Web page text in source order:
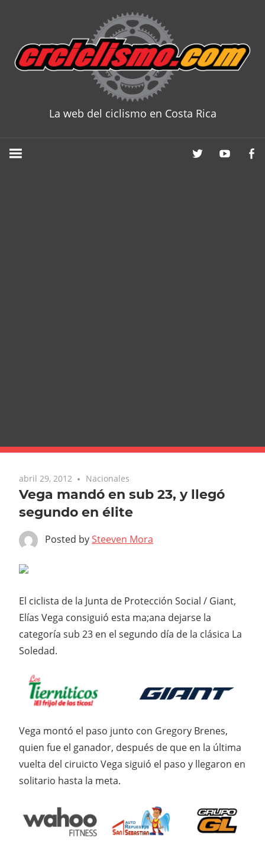
content
La web del ciclismo en Costa Rica
abril 29, 2012 Nacionales
Vega mandó en sub 23, y llegó
segundo en élite
Posted bySteeven Mora
El ciclista de la Junta de Protección Social / Giant,
Elías Vega consiguió esta ma;ana dejarse la
categoría sub 23 en el segundo día de la clásica La
Soledad.
Vega montó el paso junto con Gregory Brenes,
quien fue el ganador, después de que en la última
vuelta del ciruicto Vega siguió el paso y llegaron en
solitario hasta la meta.